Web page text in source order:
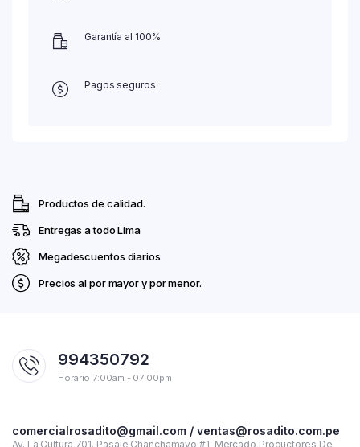
Garantía al 100%
Pagos seguros
Productos de calidad.
Entregas a todo Lima
Megadescuentos diarios
Precios al por mayor y por menor.
994350792
Horario 7:00am - 07:00pm
comercialrosadito@gmail.com / ventas@rosadito.com.pe
Av. La Cultura 701. Pasaje Chanchamayo #1. Mercado Productores De